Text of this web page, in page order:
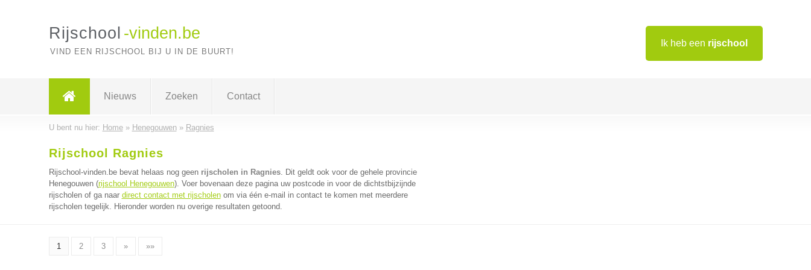
Ik heb een rijschool
Rijschool -vinden.be
VIND EEN RIJSCHOOL BIJ U IN DE BUURT!
Nieuws Zoeken Contact
U bent nu hier: Home» Henegouwen» Ragnies
Rijschool Ragnies
Rijschool-vinden.be bevat helaas nog geen rijscholen in Ragnies. Dit geldt ook voor de gehele provincie
Henegouwen (rijschool Henegouwen). Voer bovenaan deze pagina uw postcode in voor de dichtstbijzijnde
rijscholen of ga naar direct contact met rijscholenom via één e-mail in contact te komen met meerdere
rijscholen tegelijk. Hieronder worden nu overige resultaten getoond.
1 2 3 » »»